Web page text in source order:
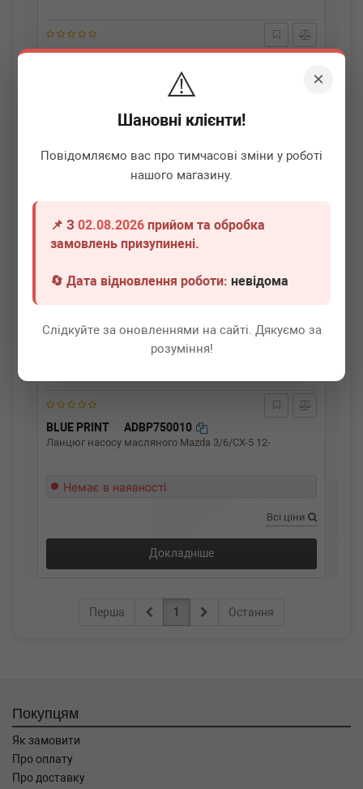
×
⚠️
Шановні клієнти!
Повідомляємо вас про тимчасові зміни у роботі
нашого магазину.
📌 З02.08.2026 прийом та обробка
замовлень призупинені.
🔄 Дата відновлення роботи:невідома
Слідкуйте за оновленнями на сайті. Дякуємо за
розуміння!
BLUE PRINT ADT36132
Ланцюг насосу масляного BMW X5/X3/5/3
(B47D20/N47D20/D57D30/N47C16) 07-
Немає в наявності
Докладніше
BLUE PRINT ADBP750010
Ланцюг насосу масляного Mazda 3/6/CX-5 12-
Немає в наявності
Всі ціни
Докладніше
Перша 1 Остання
Покупцям
Як замовити
Про оплату
Про доставку